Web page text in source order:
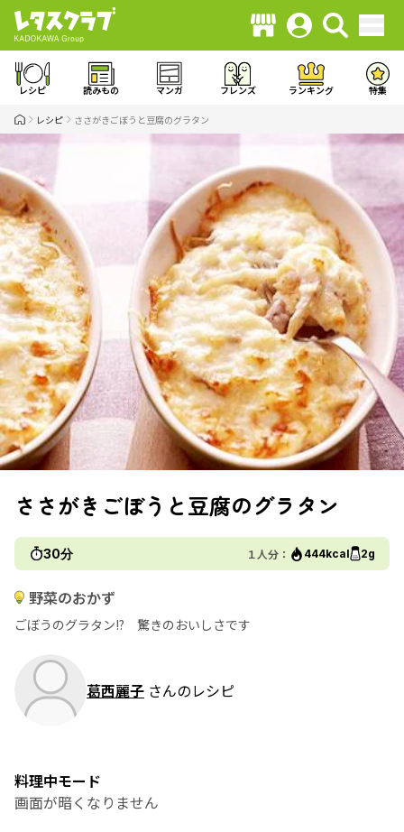
レシピ 読みもの マンガ フレンズ ランキング 特集
レシピ ささがきごぼうと豆腐のグラタン
ささがきごぼうと豆腐のグラタン
30分 １人分： 444kcal 2g
野菜のおかず
ごぼうのグラタン!? 驚きのおいしさです
葛西麗子 さんのレシピ
料理中モード
画面が暗くなりません